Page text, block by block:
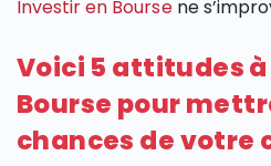
Investir en Boursene
Voici 5 attitudes
Bourse pour
chances de votre